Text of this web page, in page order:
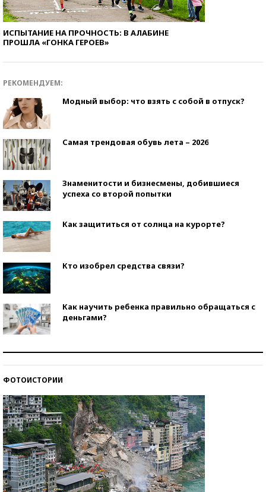
ИСПЫТАНИЕ НА ПРОЧНОСТЬ: В АЛАБИНЕ
ПРОШЛА «ГОНКА ГЕРОЕВ»
РЕКОМЕНДУЕМ:
Модный выбор: что взять с собой в отпуск?
Самая трендовая обувь лета – 2026
Знаменитости и бизнесмены, добившиеся
успеха со второй попытки
Как защититься от солнца на курорте?
Кто изобрел средства связи?
Как научить ребенка правильно обращаться с
деньгами?
ФОТОИСТОРИИ